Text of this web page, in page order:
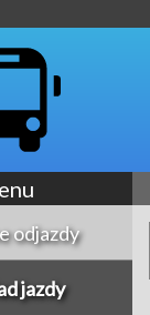
odjazdy
jazdy